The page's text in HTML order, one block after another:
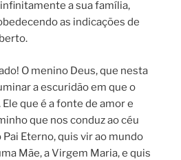
a sua família,
as indicações de
O menino Deus, que nesta
a escuridão em que o
que é a fonte de amor e
que nos conduz ao céu
Eterno, quis vir ao mundo
Mãe, a Virgem Maria, e quis